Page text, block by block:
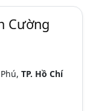
Cường
TP. Hồ Chí